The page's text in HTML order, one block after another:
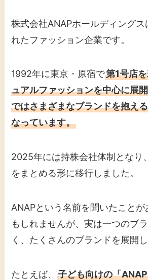
株式会社ANAPホールディングス
れたファッション企業です。
1992年に東京・原宿で第1号店
ュアルファッションを中心に展
ではさまざまなブランドを抱え
なっています。
2025年には持株会社体制となり
をまとめる形に移行しました。
ANAPという名前を聞いたこと
もしれませんが、実は一つのブ
く、たくさんのブランドを展開し
たとえば、子ども向けの「